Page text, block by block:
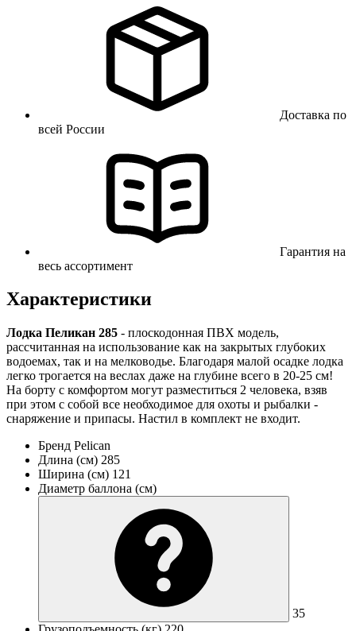
Доставка по
всей России
Гарантия на
весь ассортимент
Характеристики
Лодка Пеликан 285 - плоскодонная ПВХ модель,
рассчитанная на использование как на закрытых глубоких
водоемах, так и на мелководье. Благодаря малой осадке лодка
легко трогается на веслах даже на глубине всего в 20-25 см!
На борту с комфортом могут разместиться 2 человека, взяв
при этом с собой все необходимое для охоты и рыбалки -
снаряжение и припасы. Настил в комплект не входит.
Бренд Pelican
Длина (см) 285
Ширина (см) 121
Диаметр баллона (см)
35